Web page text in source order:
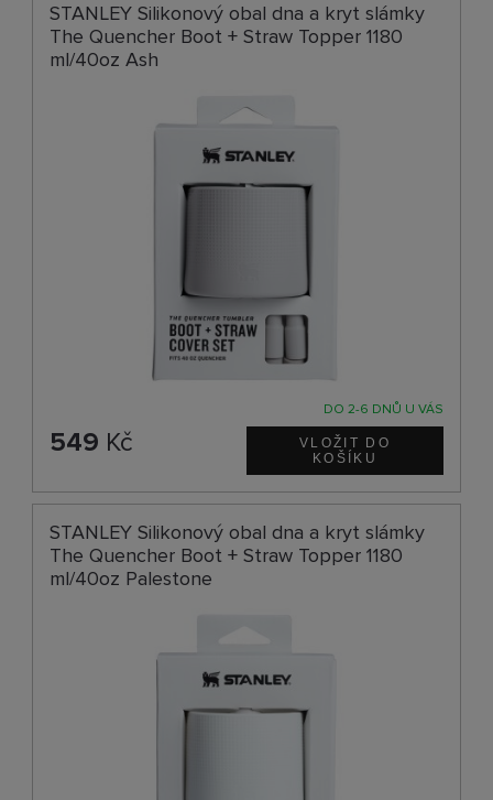
STANLEY Silikonový obal dna a kryt slámky
The Quencher Boot + Straw Topper 1180
ml/40oz Ash
DO 2-6 DNŮ U VÁS
549 Kč
STANLEY Silikonový obal dna a kryt slámky
The Quencher Boot + Straw Topper 1180
ml/40oz Palestone